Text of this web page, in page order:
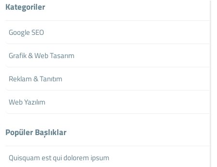
Kategoriler
Google SEO
Grafik & Web Tasarım
Reklam & Tanıtım
Web Yazılım
Popüler Başlıklar
Quisquam est qui dolorem ipsum